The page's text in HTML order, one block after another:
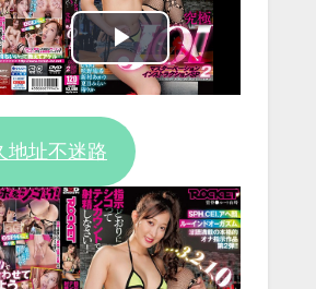
Play
地址不迷路